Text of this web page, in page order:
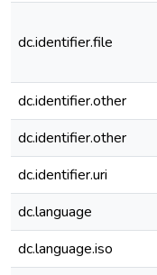
dc.identifier.file
dc.identifier.other
dc.identifier.other
dc.identifier.uri
dc.language
dc.language.iso